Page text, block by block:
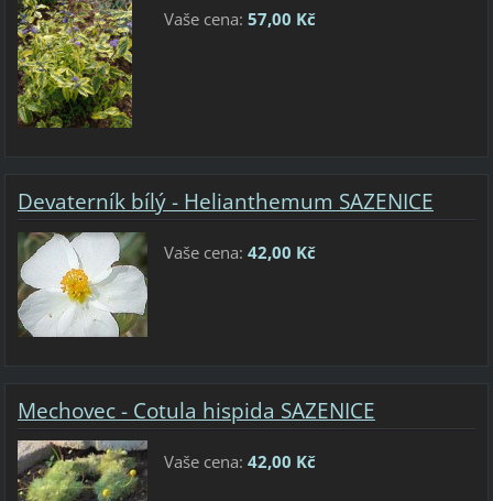
Vaše cena: 57,00 Kč
Devaterník bílý - Helianthemum SAZENICE
Vaše cena: 42,00 Kč
Mechovec - Cotula hispida SAZENICE
Vaše cena: 42,00 Kč